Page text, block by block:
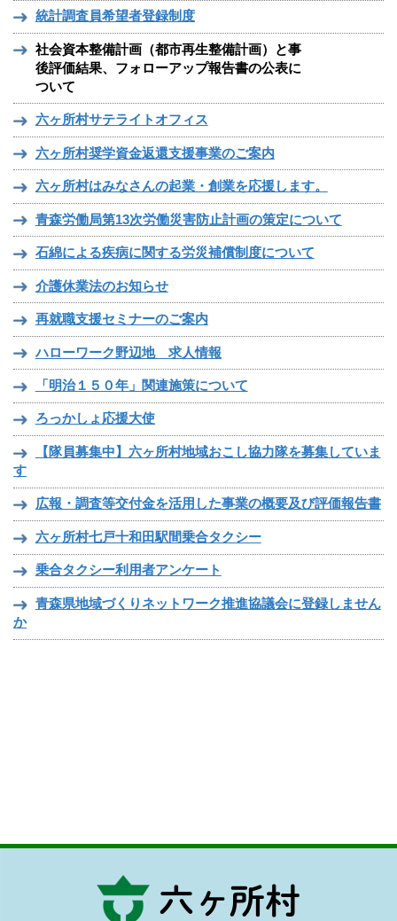
統計調査員希望者登録制度
社会資本整備計画（都市再生整備計画）と事
後評価結果、フォローアップ報告書の公表に
ついて
六ヶ所村サテライトオフィス
六ヶ所村奨学資金返還支援事業のご案内
六ヶ所村はみなさんの起業・創業を応援します。
青森労働局第13次労働災害防止計画の策定について
石綿による疾病に関する労災補償制度について
介護休業法のお知らせ
再就職支援セミナーのご案内
ハローワーク野辺地 求人情報
「明治１５０年」関連施策について
ろっかしょ応援大使
【隊員募集中】六ヶ所村地域おこし協力隊を募集していま
す
広報・調査等交付金を活用した事業の概要及び評価報告書
六ヶ所村七戸十和田駅間乗合タクシー
乗合タクシー利用者アンケート
青森県地域づくりネットワーク推進協議会に登録しません
か